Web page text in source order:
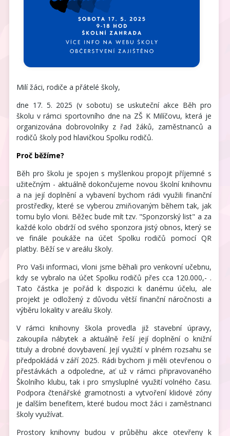
Milí žáci, rodiče a přátelé školy,
dne 17. 5. 2025 (v sobotu) se uskuteční akce Běh pro
školu v rámci sportovního dne na ZŠ K Milíčovu, která je
organizována dobrovolníky z řad žáků, zaměstnanců a
rodičů školy pod hlavičkou Spolku rodičů.
Proč běžíme?
Běh pro školu je spojen s myšlenkou propojit příjemné s
užitečným - aktuálně dokončujeme novou školní knihovnu
a na její doplnění a vybavení bychom rádi využili finanční
prostředky, které se vyberou zmiňovaným během tak, jak
tomu bylo vloni. Běžec bude mít tzv. "Sponzorský list" a za
každé kolo obdrží od svého sponzora jistý obnos, který se
ve finále poukáže na účet Spolku rodičů pomocí QR
platby. Běží se v areálu školy.
Pro Vaši informaci, vloni jsme běhali pro venkovní učebnu,
kdy se vybralo na účet Spolku rodičů přes cca 120.000,- .
Tato částka je pořád k dispozici k danému účelu, ale
projekt je odložený z důvodu větší finanční náročnosti a
výběru lokality v areálu školy.
V rámci knihovny škola provedla již stavební úpravy,
zakoupila nábytek a aktuálně řeší její doplnění o knižní
tituly a drobné dovybavení. Její využití v plném rozsahu se
předpokládá v září 2025. Rádi bychom ji měli otevřenou o
přestávkách a odpoledne, ať už v rámci připravovaného
Školního klubu, tak i pro smysluplné využití volného času.
Podpora čtenářské gramotnosti a vytvoření klidové zóny
je dalším benefitem, které budou moct žáci i zaměstnanci
školy využívat.
Prostory knihovny budou v průběhu akce otevřeny k